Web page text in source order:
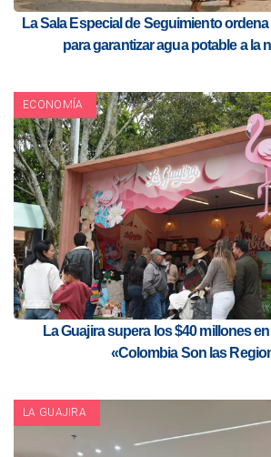
La Sala Especial de Seguimiento
para garantizar agua potable a la
ECONOMÍA
La Guajira supera los $40 millones
«Colombia Son las
LA GUAJIRA